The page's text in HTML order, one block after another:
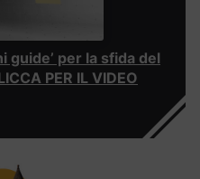
guide’ per la sfida del
PER IL VIDEO